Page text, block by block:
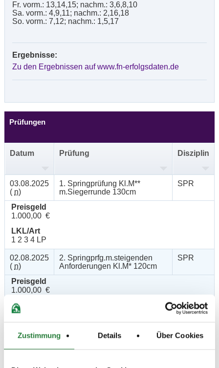
Zustimmung Details Über Cookies
Fr. vorm.: 13,14,15; nachm.: 3,6,8,10
Sa. vorm.: 4,9,11; nachm.: 2,16,18
So. vorm.: 7,12; nachm.: 1,5,17
Ergebnisse:
Zu den Ergebnissen auf www.fn-erfolgsdaten.de
Prüfungen
Datum Prüfung Disziplin
03.08.2025
( n)
1. Springprüfung Kl.M**
m.Siegerrunde 130cm
SPR
Preisgeld
1.000,00 €
LKL/Art
1 2 3 4 LP
02.08.2025
( n)
2. Springprfg.m.steigenden
Anforderungen Kl.M* 120cm
SPR
Preisgeld
1.000,00 €
LKL/Art
2 3 4 LP
01.08.2025
n)
3. Springprüfung Kl.M* 120cm SPR